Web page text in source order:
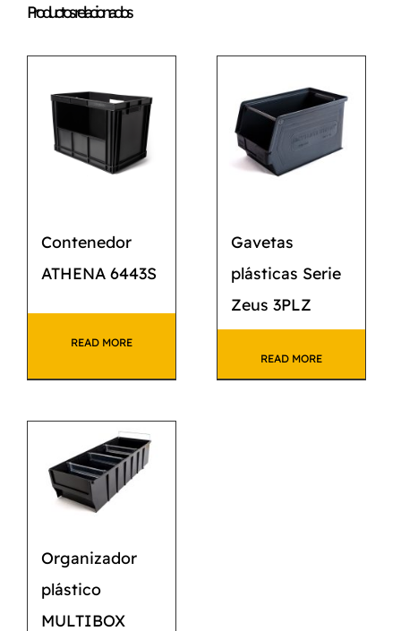
Productos relacionados
Contenedor
ATHENA 6443S
READ MORE
Gavetas
plásticas Serie
Zeus 3PLZ
READ MORE
Organizador
plástico
MULTIBOX